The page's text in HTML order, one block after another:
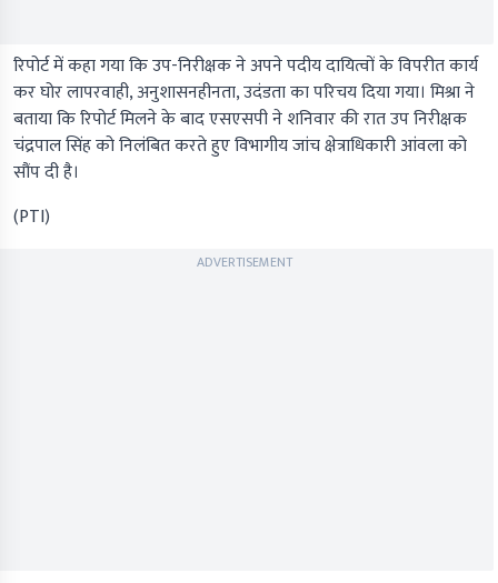
रिपोर्ट में कहा गया कि उप-निरीक्षक ने अपने पदीय दायित्वों के विपरीत कार्य
कर घोर लापरवाही, अनुशासनहीनता, उदंडता का परिचय दिया गया। मिश्रा ने
बताया कि रिपोर्ट मिलने के बाद एसएसपी ने शनिवार की रात उप निरीक्षक
चंद्रपाल सिंह को निलंबित करते हुए विभागीय जांच क्षेत्राधिकारी आंवला को
सौंप दी है।
(PTI)
ADVERTISEMENT